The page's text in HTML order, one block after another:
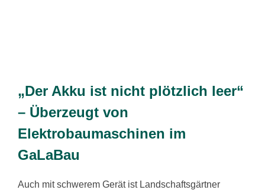
„Der Akku ist nicht plötzlich leer“
– Überzeugt von
Elektrobaumaschinen im
GaLaBau
Auch mit schwerem Gerät ist Landschaftsgärtner